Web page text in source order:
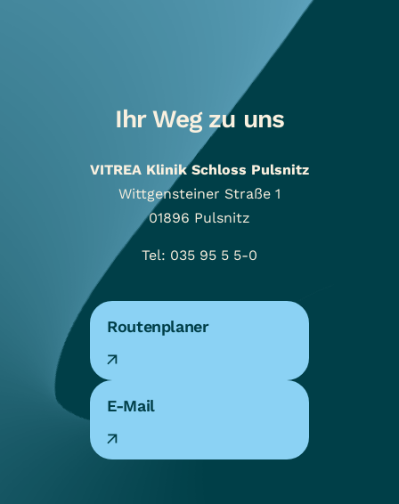
Ihr Weg zu uns
VITREA Klinik Schloss Pulsnitz
Wittgensteiner Straße 1
01896 Pulsnitz
Tel: 035 95 5 5-0
Routenplaner
E-Mail